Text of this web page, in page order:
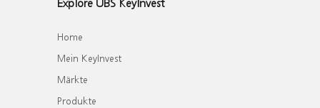
Explore UBS KeyInvest
Home
Mein KeyInvest
Märkte
Produkte